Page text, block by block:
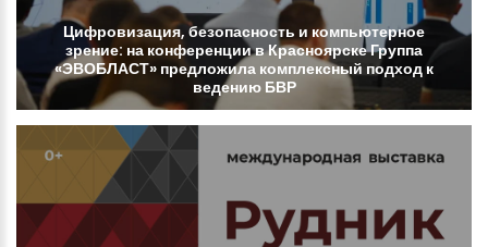
Цифровизация, безопасность и компьютерное
зрение: на конференциивКрасноярскеГруппа
«ЭВОБЛАСТ» предложила комплексный подход к
ведению БВР